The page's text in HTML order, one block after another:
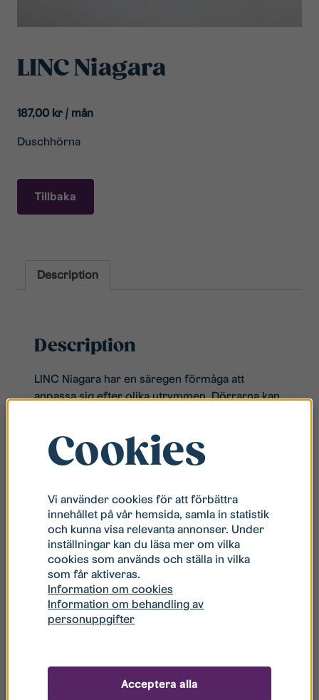
LINC Niagara
187,00 kr / mån
Duschhörna
Tillbaka
Description
Description
LINC Niagara har en säregen förmåga att
anpassa sig efter olika utrymmen. Dörrarna kan
antingen till vänster eller höger, eller
asymmetriskt. Det gör det möjligt för dig att
cm, trots att du kanske har ett fönster bara 60
cm från själva hörnet.
Finns i storlekarna 70,80 och 90 cm.
Cookies
Vi använder cookies för att förbättra
innehållet på vår hemsida, samla in statistik
och kunna visa relevanta annonser. Under
inställningar kan du läsa mer om vilka
cookies som används och ställa in vilka
som får aktiveras.
Information om cookies
Information om behandling av
personuppgifter
Acceptera alla